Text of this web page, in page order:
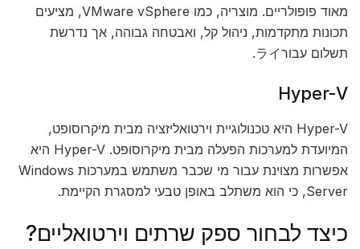
מאוד פופולריים. מוצריה, כמו VMware vSphere, מציעים
תכונות מתקדמות, ניהול קל, ואבטחה גבוהה, אך נדרשת
תשלום עבורライ‏.
Hyper-V
Hyper-V היא טכנולוגיית וירטואליזציה מבית מיקרוסופט,
המיועדת למערכות הפעלה מבית מיקרוסופט. Hyper-V היא
אפשרות מצוינת עבור מי שכבר משתמש במערכות Windows
Server, כי הוא משתלב באופן טבעי למסגרת הקיימת.
כיצד לבחור ספק שרתים וירטואליים?